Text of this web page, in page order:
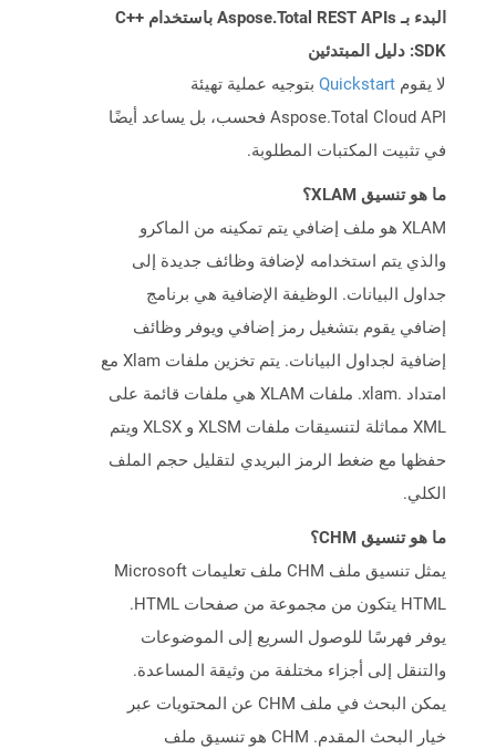
البدء بـ Aspose.Total REST APIs باستخدام C++
SDK: دليل المبتدئين
لا يقوم Quickstart بتوجيه عملية تهيئة
Aspose.Total Cloud API فحسب، بل يساعد أيضًا
في تثبيت المكتبات المطلوبة.
ما هو تنسيق XLAM؟
XLAM هو ملف إضافي يتم تمكينه من الماكرو
والذي يتم استخدامه لإضافة وظائف جديدة إلى
جداول البيانات. الوظيفة الإضافية هي برنامج
إضافي يقوم بتشغيل رمز إضافي ويوفر وظائف
إضافية لجداول البيانات. يتم تخزين ملفات Xlam مع
امتداد .xlam. ملفات XLAM هي ملفات قائمة على
XML مماثلة لتنسيقات ملفات XLSM و XLSX ويتم
حفظها مع ضغط الرمز البريدي لتقليل حجم الملف
الكلي.
ما هو تنسيق CHM؟
يمثل تنسيق ملف CHM ملف تعليمات Microsoft
HTML يتكون من مجموعة من صفحات HTML.
يوفر فهرسًا للوصول السريع إلى الموضوعات
والتنقل إلى أجزاء مختلفة من وثيقة المساعدة.
يمكن البحث في ملف CHM عن المحتويات عبر
خيار البحث المقدم. CHM هو تنسيق ملف